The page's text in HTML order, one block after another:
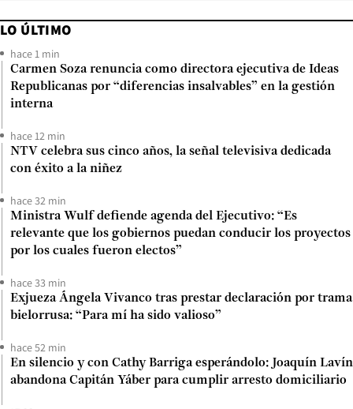
LO ÚLTIMO
hace 1 min
Carmen Soza renuncia como directora ejecutiva de Ideas
Republicanas por “diferencias insalvables” en la gestión
interna
hace 12 min
NTV celebra sus cinco años, la señal televisiva dedicada
con éxito a la niñez
hace 32 min
Ministra Wulf defiende agenda del Ejecutivo: “Es
relevante que los gobiernos puedan conducir los proyectos
por los cuales fueron electos”
hace 33 min
Exjueza Ángela Vivanco tras prestar declaración por trama
bielorrusa: “Para mí ha sido valioso”
hace 52 min
En silencio y con Cathy Barriga esperándolo: Joaquín Lavín
abandona Capitán Yáber para cumplir arresto domiciliario